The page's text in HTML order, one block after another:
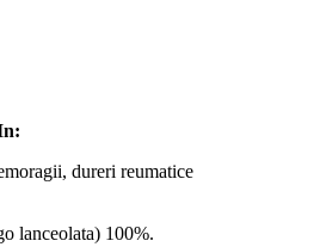
dureri reumatice
lanceolata) 100%.